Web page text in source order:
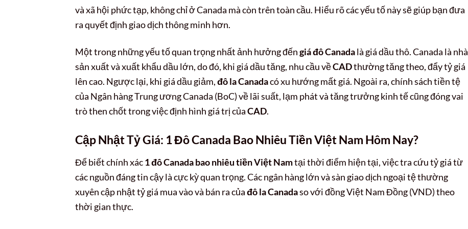
và xã hội phức tạp, không chỉ ở Canada mà còn trên toàn cầu. Hiểu rõ các yếu tố này sẽ giúp bạn đưa
ra quyết định giao dịch thông minh hơn.
Một trong những yếu tố quan trọng nhất ảnh hưởng đếngiá đô Canadalà giá dầu thô. Canada là nhà
sản xuất và xuất khẩu dầu lớn, do đó, khi giá dầu tăng, nhu cầu vềCADthường tăng theo, đẩy tỷ giá
lên cao. Ngược lại, khi giá dầu giảm,đô la Canadacó xu hướng mất giá. Ngoài ra, chính sách tiền tệ
của Ngân hàng Trung ương Canada (BoC) về lãi suất, lạm phát và tăng trưởng kinh tế cũng đóng vai
trò then chốt trong việc định hình giá trị củaCAD.
Cập Nhật Tỷ Giá: 1 Đô Canada Bao Nhiêu Tiền Việt Nam Hôm Nay?
Để biết chính xác1 đô Canada bao nhiêu tiền Việt Namtại thời điểm hiện tại, việc tra cứu tỷ giá từ
các nguồn đáng tin cậy là cực kỳ quan trọng. Các ngân hàng lớn và sàn giao dịch ngoại tệ thường
xuyên cập nhật tỷ giá mua vào và bán ra củađô la Canadaso với đồng Việt Nam Đồng (VND) theo
thời gian thực.